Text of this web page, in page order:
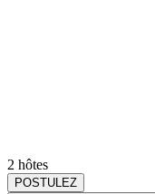
2 hôtes
POSTULEZ